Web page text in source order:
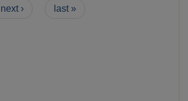
next › last »